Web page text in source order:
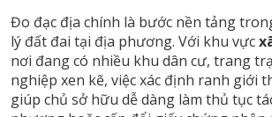
Đo đạc địa chính là bước nền tảng
lý đất đai tại địa phương. Với khu vực
nơi đang có nhiều khu dân cư, trang
nghiệp xen kẽ, việc xác định ranh giới
giúp chủ sở hữu dễ dàng làm thủ tục